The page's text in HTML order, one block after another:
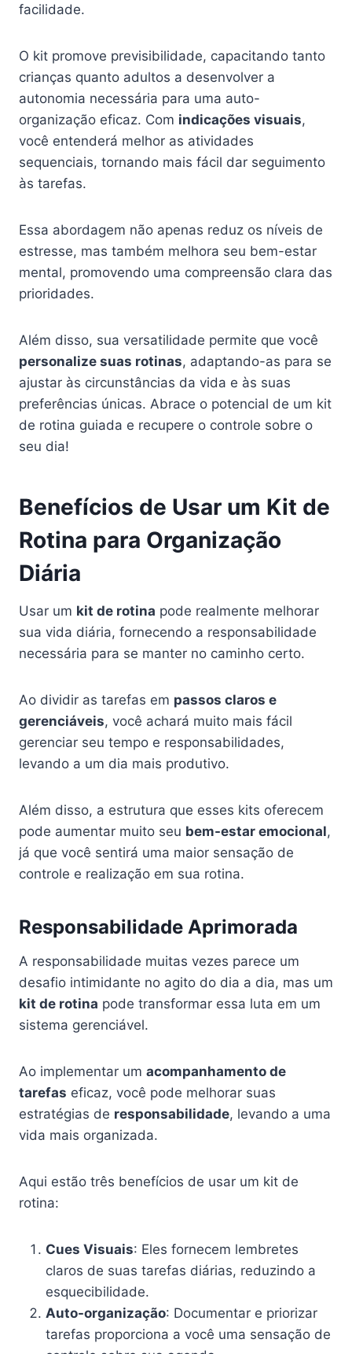
facilidade.
O kit promove previsibilidade, capacitando tanto
crianças quanto adultos a desenvolver a
autonomia necessária para uma auto-
organização eficaz. Com indicações visuais,
você entenderá melhor as atividades
sequenciais, tornando mais fácil dar seguimento
às tarefas.
Essa abordagem não apenas reduz os níveis de
estresse, mas também melhora seu bem-estar
mental, promovendo uma compreensão clara das
prioridades.
Além disso, sua versatilidade permite que você
personalize suas rotinas, adaptando-as para se
ajustar às circunstâncias da vida e às suas
preferências únicas. Abrace o potencial de um kit
de rotina guiada e recupere o controle sobre o
seu dia!
Benefícios de Usar um Kit de
Rotina para Organização
Diária
Usar um kit de rotina pode realmente melhorar
sua vida diária, fornecendo a responsabilidade
necessária para se manter no caminho certo.
Ao dividir as tarefas em passos claros e
gerenciáveis, você achará muito mais fácil
gerenciar seu tempo e responsabilidades,
levando a um dia mais produtivo.
Além disso, a estrutura que esses kits oferecem
pode aumentar muito seu bem-estar emocional,
já que você sentirá uma maior sensação de
controle e realização em sua rotina.
Responsabilidade Aprimorada
A responsabilidade muitas vezes parece um
desafio intimidante no agito do dia a dia, mas um
kit de rotina pode transformar essa luta em um
sistema gerenciável.
Ao implementar um acompanhamento de
tarefas eficaz, você pode melhorar suas
estratégias de responsabilidade, levando a uma
vida mais organizada.
Aqui estão três benefícios de usar um kit de
rotina:
Cues Visuais: Eles fornecem lembretes
claros de suas tarefas diárias, reduzindo a
esquecibilidade.
Auto-organização: Documentar e priorizar
tarefas proporciona a você uma sensação de